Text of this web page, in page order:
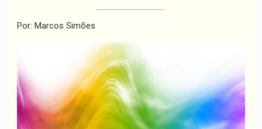
Por: Marcos Simões